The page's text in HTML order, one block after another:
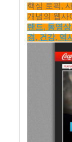
핵심 토픽,
개념의 웹
랜드, 동영
경, 건강, 역